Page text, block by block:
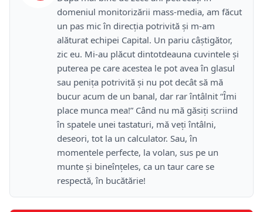
domeniul monitorizării mass-media, am făcut
un pas mic în direcţia potrivită şi m-am
alăturat echipei Capital. Un pariu câştigător,
zic eu. Mi-au plăcut dintotdeauna cuvintele şi
puterea pe care acestea le pot avea în glasul
sau peniţa potrivită şi nu pot decât să mă
bucur acum de un banal, dar rar întâlnit “Îmi
place munca mea!” Când nu mă găsiţi scriind
în spatele unei tastaturi, mă veţi întâlni,
deseori, tot la un calculator. Sau, în
momentele perfecte, la volan, sus pe un
munte şi bineînţeles, ca un taur care se
respectă, în bucătărie!